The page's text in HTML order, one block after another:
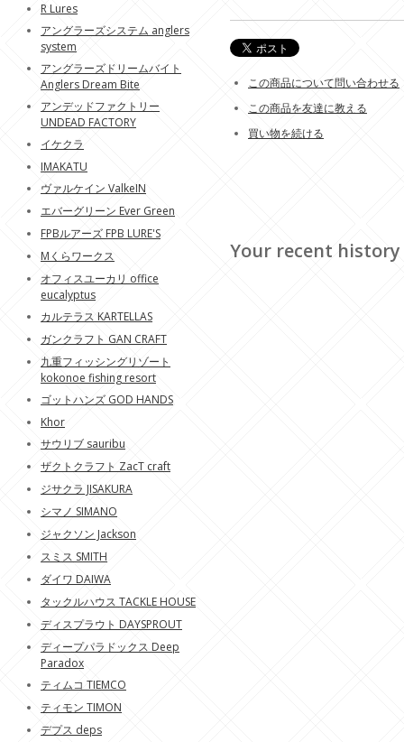
この商品について問い合わせる
この商品を友達に教える
買い物を続ける
Your recent history
R Lures
アングラーズシステム anglers
system
アングラーズドリームバイト
Anglers Dream Bite
アンデッドファクトリー
UNDEAD FACTORY
イケクラ
IMAKATU
ヴァルケイン ValkeIN
エバーグリーン Ever Green
FPBルアーズ FPB LURE'S
Mくらワークス
オフィスユーカリ office
eucalyptus
カルテラス KARTELLAS
ガンクラフト GAN CRAFT
九重フィッシングリゾート
kokonoe fishing resort
ゴットハンズ GOD HANDS
Khor
サウリブ sauribu
ザクトクラフト ZacT craft
ジサクラ JISAKURA
シマノ SIMANO
ジャクソン Jackson
スミス SMITH
ダイワ DAIWA
タックルハウス TACKLE HOUSE
ディスプラウト DAYSPROUT
ディープパラドックス Deep
Paradox
ティムコ TIEMCO
ティモン TIMON
デプス deps